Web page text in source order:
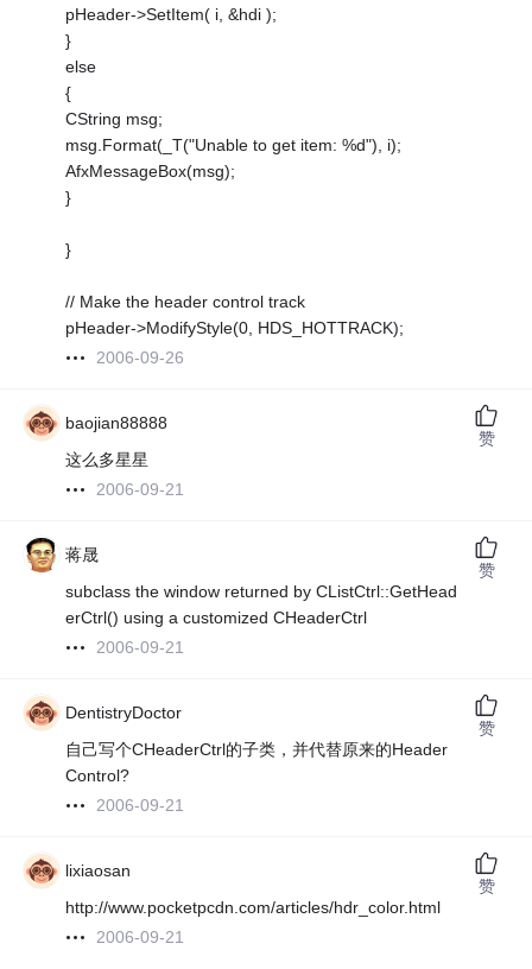
pHeader->SetItem( i, &hdi );
}
else
{
CString msg;
msg.Format(_T("Unable to get item: %d"), i);
AfxMessageBox(msg);
}
}
// Make the header control track
pHeader->ModifyStyle(0, HDS_HOTTRACK);
2006-09-26
baojian88888
这么多星星
2006-09-21
赞
蒋晟
subclass the window returned by CListCtrl::GetHead
erCtrl() using a customized CHeaderCtrl
2006-09-21
赞
DentistryDoctor
自己写个CHeaderCtrl的子类，并代替原来的Header
Control?
2006-09-21
赞
lixiaosan
http://www.pocketpcdn.com/articles/hdr_color.html
2006-09-21
赞